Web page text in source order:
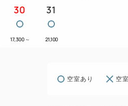
30
17,300 ～
31
21,100
空室あり 空